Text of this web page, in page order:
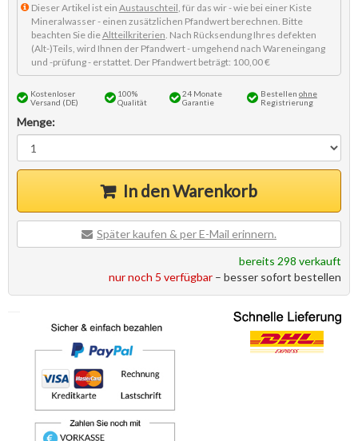
Dieser Artikel ist ein Austauschteil , für das wir - wie bei einer Kiste
Mineralwasser - einen zusätzlichen Pfandwert berechnen. Bitte
beachten Sie dieAltteilkriterien . Nach Rücksendung Ihres defekten
(Alt-)Teils, wird Ihnen der Pfandwert - umgehend nach Wareneingang
und -prüfung - erstattet. Der Pfandwert beträgt: 100,00 €
Kostenloser
Versand (DE)
100%
Qualität
24 Monate
Garantie
Bestellen ohne
Registrierung
Menge:
In den Warenkorb
Später kaufen & per E-Mail erinnern.
bereits 298 verkauft
nur noch 5 verfügbar – besser sofort bestellen